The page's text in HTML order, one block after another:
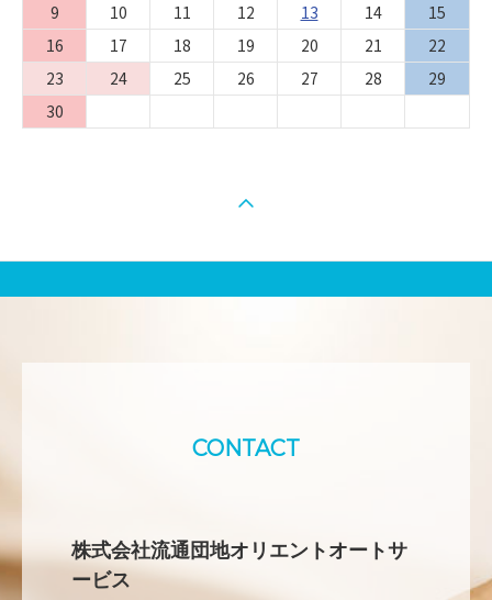
9
10 11 12 13 14
15
16
17 18 19 20 21
22
23
24 25 26 27 28
29
30
CONTACT
株式会社流通団地オリエントオートサ
ービス